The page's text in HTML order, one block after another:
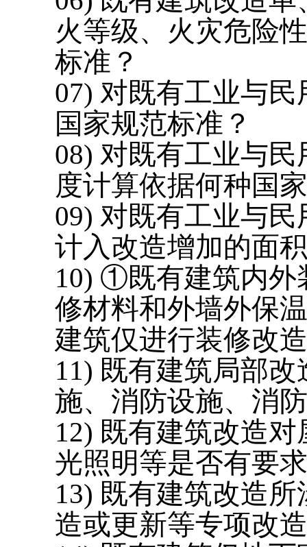
火等级、火灾危险
标准？
07) 对既有工业与
国家规范标准？
08) 对既有工业与
度计算依据何种国
09) 对既有工业与
计入改造增加的面积
10) ①既有建筑内外
修材料和外墙外保
建筑仅进行装修改
11) 既有建筑局部
施、消防设施、消
12) 既有建筑改造
光照明等是否有要
13) 既有建筑改造
造或更新等专项改